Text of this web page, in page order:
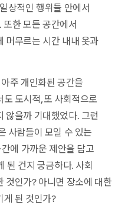
상적인 행위들 안에서
한 모든 공간에서
머무르는 시간 내내 옷과
주 개인화된 공간을
도시적, 또 사회적으로
않을까 기대했었다. 그런
사람들이 모일 수 있는
에 가까운 제안을 담고
된 건지 궁금하다. 사회
것인가? 아니면 장소에 대한
게 된 것인가?